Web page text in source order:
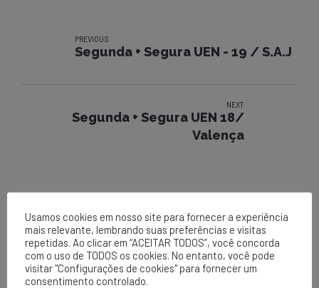
PREVIOUS
Segunda + Segura UEN - 19 / S.A.J
NEXT
Segunda + Segura UEN 18/
Valença
Usamos cookies em nosso site para fornecer a experiência
mais relevante, lembrando suas preferências e visitas
repetidas. Ao clicar em “ACEITAR TODOS”, você concorda
com o uso de TODOS os cookies. No entanto, você pode
visitar "Configurações de cookies" para fornecer um
consentimento controlado.